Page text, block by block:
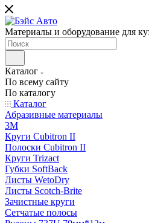
Материалы и оборудование для
Каталог
По всему сайту
По каталогу
Каталог
Абразивные материалы
3M
Круги Cubitron II
Полоски Cubitron II
Круги Trizact
Губки SoftBack
Листы WetoDry
Листы Scotch-Brite
Зачистные круги
Сетчатые полосы